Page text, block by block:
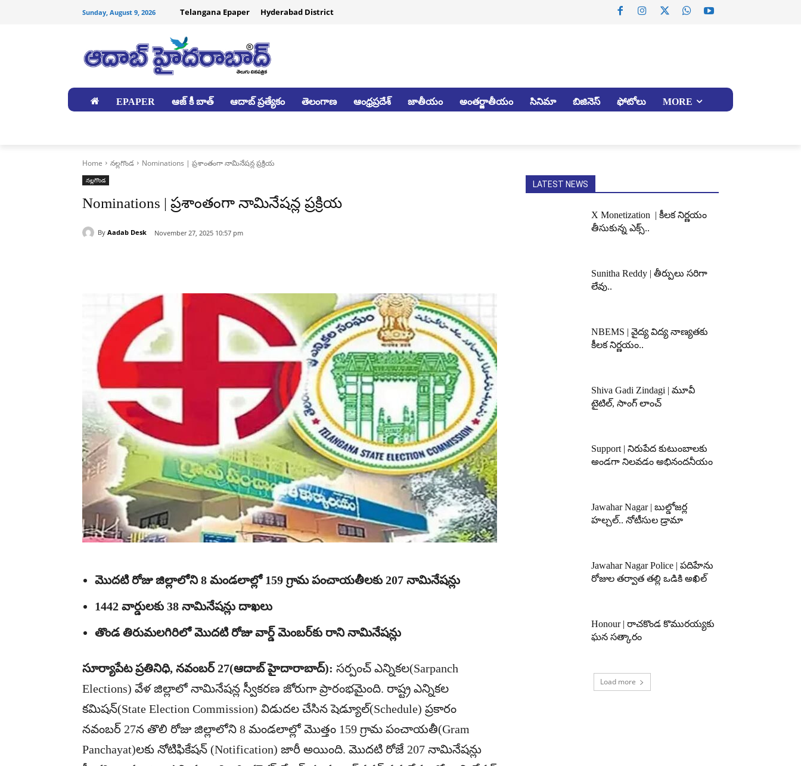
Sunday, August 9, 2026 Telangana Epaper Hyderabad District
EPAPER ఆజ్ కీ బాత్ ఆదాబ్ ప్రత్యేకం తెలంగాణ ఆంధ్రప్రదేశ్ జాతీయం అంతర్జాతీయం సినిమా బిజినెస్ ఫోటోలు MORE
Home నల్లగొండ Nominations | ప్రశాంతంగా నామినేషన్ల ప్రక్రియ
నల్లగొండ
Nominations | ప్రశాంతంగా నామినేషన్ల ప్రక్రియ
By Aadab Desk November 27, 2025 10:57 pm
మొదటి రోజు జిల్లాలోని 8 మండలాల్లో 159 గ్రామ పంచాయతీలకు 207 నామినేషన్లు
1442 వార్డులకు 38 నామినేషన్లు దాఖలు
తొండ తిరుమలగిరిలో మొదటి రోజు వార్డ్ మెంబర్‌కు రాని నామినేషన్లు
సూర్యాపేట ప్రతినిధి, నవంబర్ 27(ఆదాబ్ హైదారాబాద్): సర్పంచ్ ఎన్నికల(Sarpanch
Elections) వేళ జిల్లాలో నామినేషన్ల స్వీకరణ జోరుగా ప్రారంభమైంది. రాష్ట్ర ఎన్నికల
కమిషన్(State Election Commission) విడుదల చేసిన షెడ్యూల్(Schedule) ప్రకారం
నవంబర్ 27న తొలి రోజు జిల్లాలోని 8 మండలాల్లో మొత్తం 159 గ్రామ పంచాయతీ(Gram
Panchayat)లకు నోటిఫికేషన్ (Notification) జారీ అయింది. మొదటి రోజే 207 నామినేషన్లు
LATEST NEWS
X Monetization | కీలక నిర్ణయం
తీసుకున్న ఎక్స్..
Sunitha Reddy | తీర్పులు సరిగా
లేవు..
NBEMS | వైద్య విద్య నాణ్యతకు
కీలక నిర్ణయం..
Shiva Gadi Zindagi | మూవీ
టైటిల్, సాంగ్ లాంచ్
Support | నిరుపేద కుటుంబాలకు
అండగా నిలవడం అభినందనీయం
Jawahar Nagar | బుల్డోజర్ల
హల్చల్.. నోటీసుల డ్రామా
Jawahar Nagar Police | పదిహేను
రోజుల తర్వాత తల్లి ఒడికి అఖిల్
Honour | రాచకొండ కొమురయ్యకు
ఘన సత్కారం
Load more